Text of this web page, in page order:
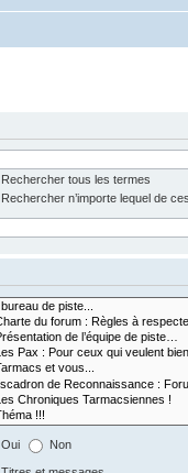
Rechercher tous les termes
Rechercher n’importe lequel de
Oui Non